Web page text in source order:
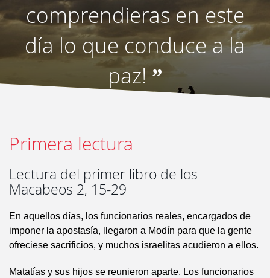
comprendieras en este
día lo que conduce a la
paz! ”
Primera lectura
Lectura del primer libro de los
Macabeos 2, 15-29
En aquellos días, los funcionarios reales, encargados de
imponer la apostasía, llegaron a Modín para que la gente
ofreciese sacrificios, y muchos israelitas acudieron a ellos.
Matatías y sus hijos se reunieron aparte. Los funcionarios